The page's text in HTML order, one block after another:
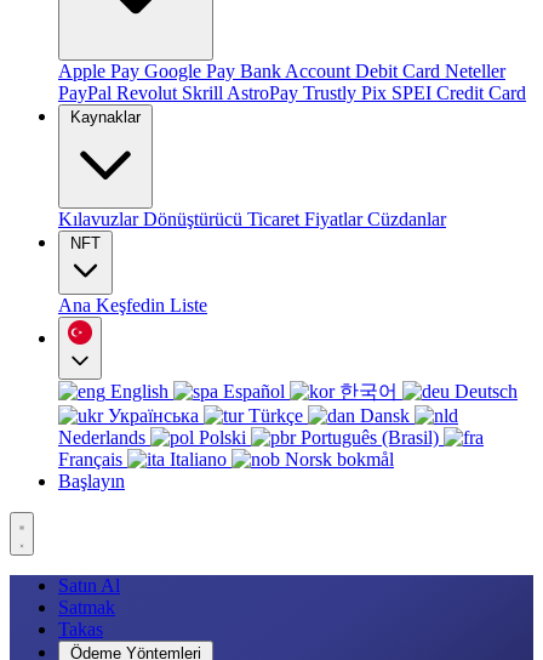
Apple Pay Google Pay Bank Account Debit Card Neteller
PayPal Revolut Skrill AstroPay Trustly Pix SPEI Credit Card
Kaynaklar
KılavuzlarDönüştürücü Ticaret FiyatlarCüzdanlar
NFT
Ana Keşfedin Liste
English Español 한국어
Deutsch
Українська
Türkçe
Dansk
Nederlands
Polski
Português (Brasil)
Français
Italiano
Norsk bokmål
Başlayın
Satın Al
Satmak
Takas
Ödeme Yöntemleri